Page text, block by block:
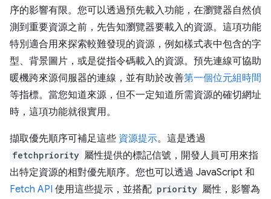
序的影響有限。您可以透過預先載入功能，在瀏覽器自然偵
測到重要資源之前，先告知瀏覽器要載入的資源。這項功能
特別適合用來探索較難發現的資源，例如樣式表中包含的字
型、背景圖片，或是從指令碼載入的資源。預先連線可協助
暖機跨來源伺服器的連線，並有助於改善第一個位元組時間
等指標。當您知道來源，但不一定知道所需資源的確切網址
時，這項功能就很實用。
擷取優先順序可補足這些 資源提示。這是透過
fetchpriority 屬性提供的標記信號，開發人員可用來指
出特定資源的相對優先順序。您也可以透過 JavaScript 和
Fetch API 使用這些提示，並搭配 priority 屬性，影響為